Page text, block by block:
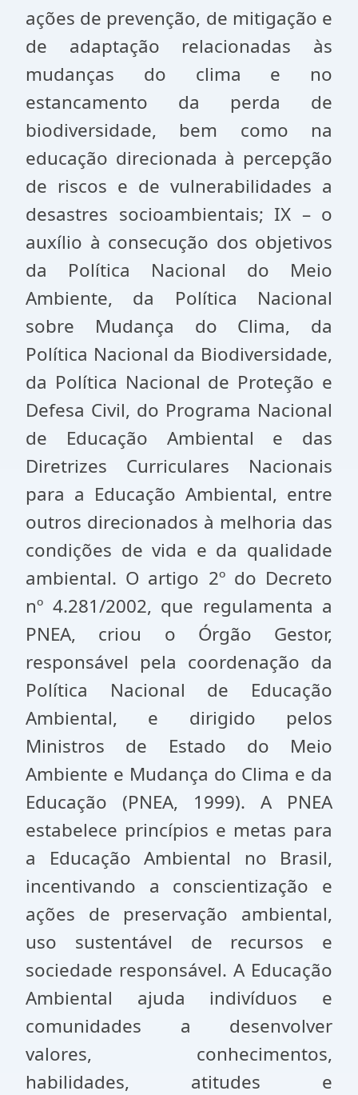
ações de prevenção, de mitigação e
de adaptação relacionadas às
mudanças do clima e no
estancamento da perda de
biodiversidade, bem como na
educação direcionada à percepção
de riscos e de vulnerabilidades a
desastres socioambientais; IX – o
auxílio à consecução dos objetivos
da Política Nacional do Meio
Ambiente, da Política Nacional
sobre Mudança do Clima, da
Política Nacional da Biodiversidade,
da Política Nacional de Proteção e
Defesa Civil, do Programa Nacional
de Educação Ambiental e das
Diretrizes Curriculares Nacionais
para a Educação Ambiental, entre
outros direcionados à melhoria das
condições de vida e da qualidade
ambiental. O artigo 2º do Decreto
nº 4.281/2002, que regulamenta a
PNEA, criou o Órgão Gestor,
responsável pela coordenação da
Política Nacional de Educação
Ambiental, e dirigido pelos
Ministros de Estado do Meio
Ambiente e Mudança do Clima e da
Educação (PNEA, 1999). A PNEA
estabelece princípios e metas para
a Educação Ambiental no Brasil,
incentivando a conscientização e
ações de preservação ambiental,
uso sustentável de recursos e
sociedade responsável. A Educação
Ambiental ajuda indivíduos e
comunidades a desenvolver
valores, conhecimentos,
habilidades, atitudes e